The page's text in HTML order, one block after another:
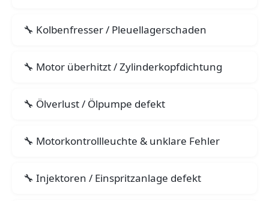
Kolbenfresser / Pleuellagerschaden
Motor überhitzt / Zylinderkopfdichtung
Ölverlust / Ölpumpe defekt
Motorkontrollleuchte & unklare Fehler
Injektoren / Einspritzanlage defekt